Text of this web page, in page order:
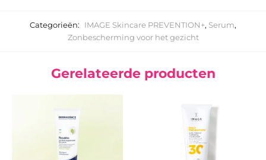
Categorieën: IMAGE Skincare PREVENTION+, Serum,
Zonbescherming voor het gezicht
Gerelateerde producten